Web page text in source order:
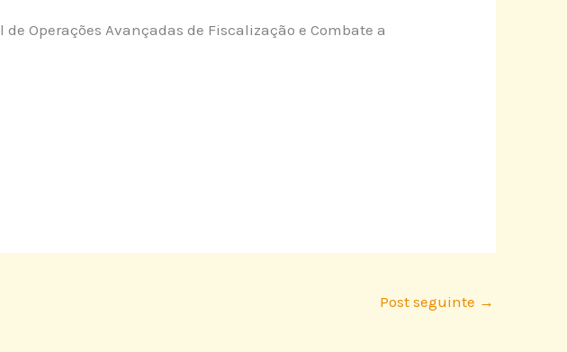
Operações Avançadas de Fiscalização e Combate a
Post seguinte →